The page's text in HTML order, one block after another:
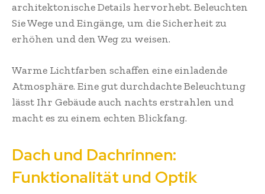
architektonische Details hervorhebt. Beleuchten
Sie Wege und Eingänge, um die Sicherheit zu
erhöhen und den Weg zu weisen.
Warme Lichtfarben schaffen eine einladende
Atmosphäre. Eine gut durchdachte Beleuchtung
lässt Ihr Gebäude auch nachts erstrahlen und
macht es zu einem echten Blickfang.
Dach und Dachrinnen:
Funktionalität und Optik